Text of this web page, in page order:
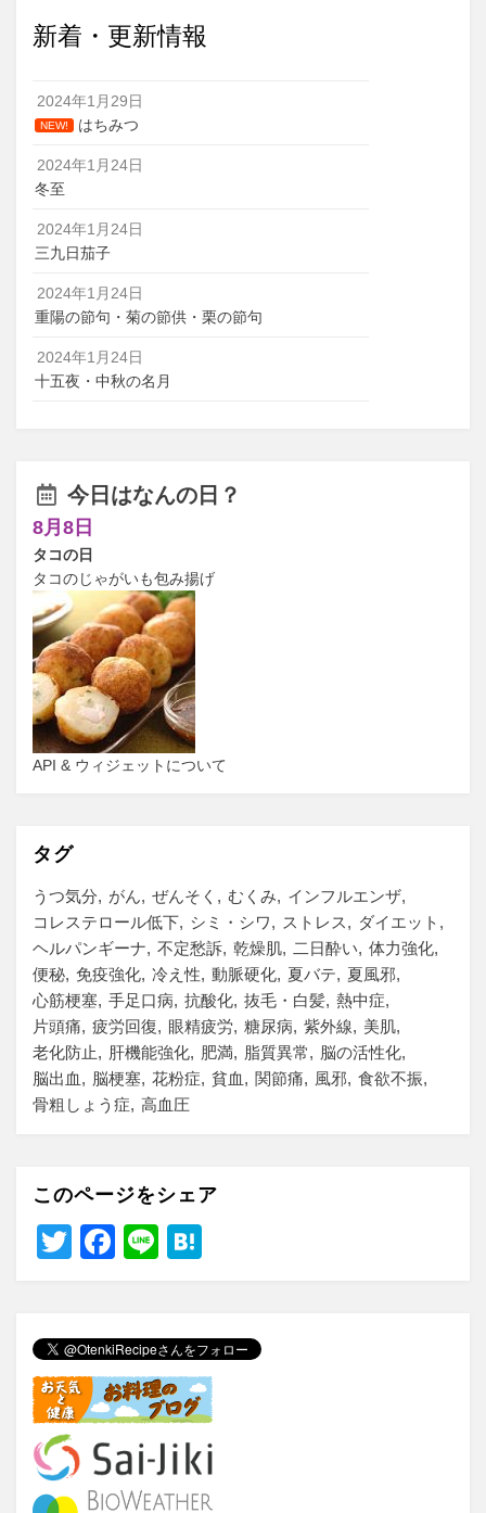
新着・更新情報
2024年1月29日
NEW! はちみつ
2024年1月24日
冬至
2024年1月24日
三九日茄子
2024年1月24日
重陽の節句・菊の節供・栗の節句
2024年1月24日
十五夜・中秋の名月
今日はなんの日？
8月8日
タコの日
タコのじゃがいも包み揚げ
API & ウィジェットについて
タグ
うつ気分 がん ぜんそく むくみ
インフルエンザ
コレステロール低下
シミ・シワ ストレス
ダイエット
ヘルパンギーナ
不定愁訴 乾燥肌 二日酔い
体力強化
便秘 免疫強化 冷え性 動脈硬化 夏バテ
夏風邪
心筋梗塞 手足口病 抗酸化 抜毛・白髪 熱中症
片頭痛
疲労回復 眼精疲労 糖尿病 紫外線
美肌
老化防止
肝機能強化 肥満 脂質異常
脳の活性化
脳出血
脳梗塞 花粉症 貧血 関節痛 風邪 食欲不振
骨粗しょう症
高血圧
このページをシェア
T
er
F
e
b
o
o
k
Li
n
a